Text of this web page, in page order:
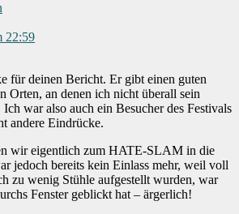
22:59
für deinen Bericht. Er gibt einen guten
Orten, an denen ich nicht überall sein
war also auch ein Besucher des Festivals
andere Eindrücke.
wir eigentlich zum HATE-SLAM in die
jedoch bereits kein Einlass mehr, weil voll
zu wenig Stühle aufgestellt wurden, war
Fenster geblickt hat – ärgerlich!